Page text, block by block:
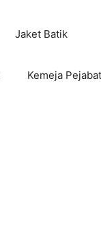
Jaket Batik
Kemeja Pejabat